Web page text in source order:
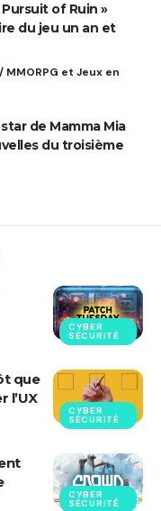
of Ruin »
du jeu un an et
MMORPG et Jeux en
de Mamma Mia
du troisième
CYBER
SÉCURITÉ
CYBER
SÉCURITÉ
que
l’UX
CYBER
SÉCURITÉ